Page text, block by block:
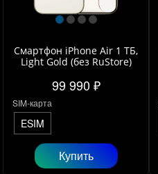
Смартфон iPhone Air 1 ТБ,
Light Gold (без RuStore)
99 990 ₽
SIM-карта
ESIM
Купить